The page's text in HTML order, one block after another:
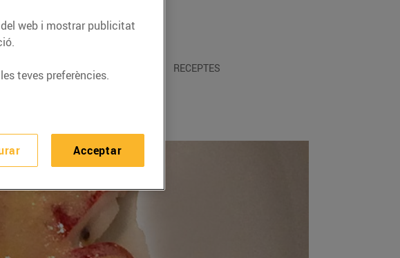
GASTRONOMIA I TRADICIONS RECEPTES
web i mostrar publicitat
teves preferències.
Acceptar